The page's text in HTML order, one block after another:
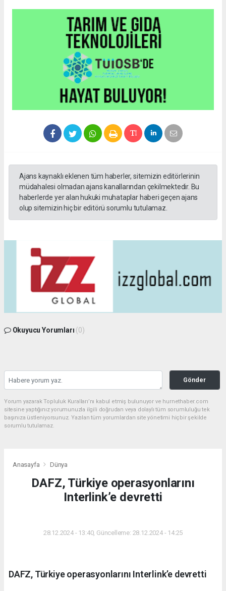
Ajans kaynaklı eklenen tüm haberler, sitemizin editörlerinin
müdahalesi olmadan ajans kanallarından çekilmektedir. Bu
haberlerde yer alan hukuki muhataplar haberi geçen ajans
olup sitemizin hiç bir editörü sorumlu tutulamaz.
Okuyucu Yorumları (0)
Gönder
Yorum yazarak Topluluk Kuralları’nı kabul etmiş bulunuyor ve hurnethaber.com
sitesine yaptığınız yorumunuzla ilgili doğrudan veya dolaylı tüm sorumluluğu tek
başınıza üstleniyorsunuz. Yazılan tüm yorumlardan site yönetimi hiçbir şekilde
sorumlu tutulamaz.
Anasayfa Dünya
DAFZ, Türkiye operasyonlarını
Interlink’e devretti
28.12.2024 - 13:40, Güncelleme: 28.12.2024 - 14:25
DAFZ, Türkiye operasyonlarını Interlink’e devretti